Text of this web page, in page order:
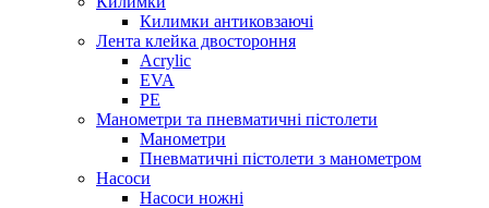
Килимки антиковзаючі
Лента клейка двостороння
Acrylic
EVA
PE
Манометри та пневматичні пістолети
Манометри
Пневматичні пістолети з манометром
Насоси
Насоси ножні